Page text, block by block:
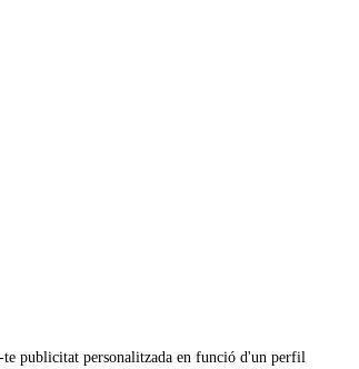
publicitat personalitzada en funció d'un perfil